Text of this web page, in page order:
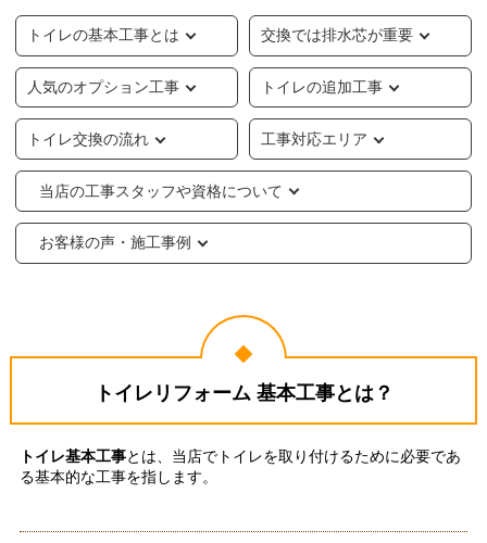
トイレの基本工事とは 交換では排水芯が重要
人気のオプション工事 トイレの追加工事
トイレ交換の流れ 工事対応エリア
当店の工事スタッフや資格について
お客様の声・施工事例
トイレリフォーム 基本工事とは？
トイレ基本工事とは、当店でトイレを取り付けるために必要であ
る基本的な工事を指します。